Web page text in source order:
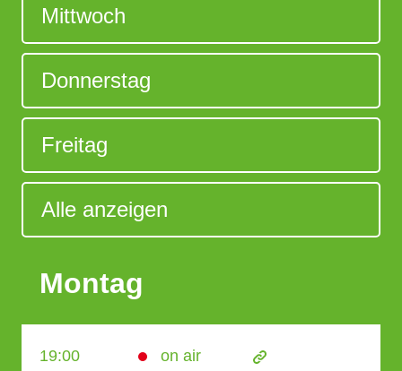
Mittwoch
Donnerstag
Freitag
Alle anzeigen
Montag
19:00